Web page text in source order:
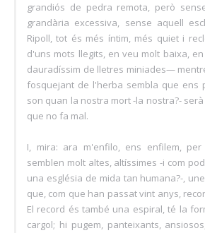
grandiós de pedra remota, però
grandària excessiva, sense aquell
Ripoll, tot és més íntim, més quiet i
d'uns mots llegits, en veu molt baixa,
dauradíssim de lletres miniades—
fosquejant de l'herba sembla que ens
son quan la nostra mort -la nostra?-
que no fa mal.
I, mira: ara m'enfilo, ens enfilem,
semblen molt altes, altíssimes -i com
una església de mida tan humana?-,
que, com que han passat vint anys,
El record és també una espiral, té la
cargol; hi pugem, panteixants,